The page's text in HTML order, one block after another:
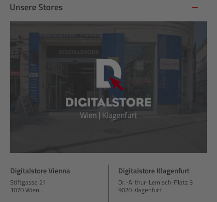
Unsere Stores
Digitalstore Vienna
Stiftgasse 21
1070 Wien
Digitalstore Klagenfurt
Dr.-Arthur-Lemisch-Platz 3
9020 Klagenfurt